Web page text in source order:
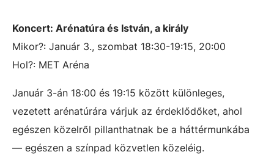
Koncert: Arénatúra és István, a király
Mikor?: Január 3., szombat 18:30-19:15, 20:00
Hol?: MET Aréna
Január 3-án 18:00 és 19:15 között különleges,
vezetett arénatúrára várjuk az érdeklődőket, ahol
egészen közelről pillanthatnak be a háttérmunkába
— egészen a színpad közvetlen közeléig.